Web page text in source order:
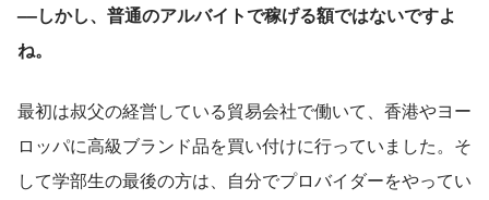
––しかし、普通のアルバイトで稼げる額ではないですよ
ね。
最初は叔父の経営している貿易会社で働いて、香港やヨー
ロッパに高級ブランド品を買い付けに行っていました。そ
して学部生の最後の方は、自分でプロバイダーをやってい